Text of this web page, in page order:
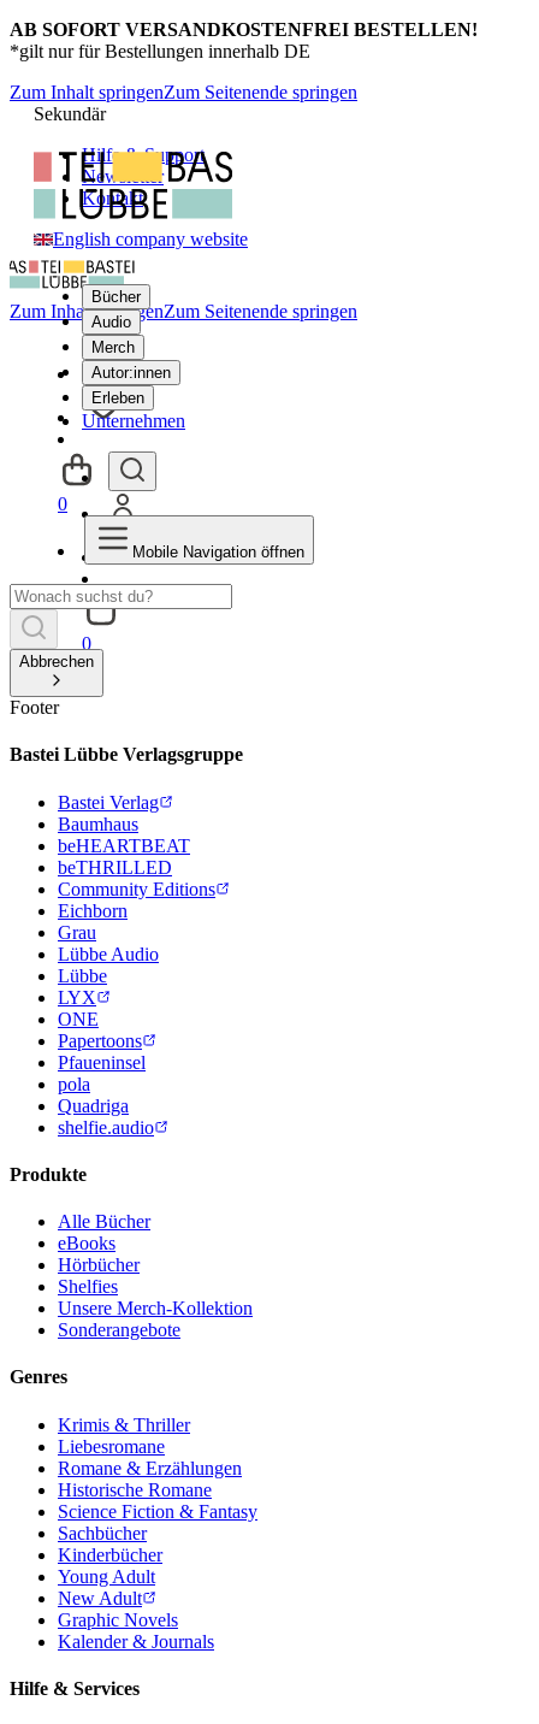
AB SOFORT VERSANDKOSTENFREI BESTELLEN!
*gilt nur für Bestellungen innerhalb DE
Zum Inhalt springenZum Seitenende springen
Sekundär
Hilfe & Support
Newsletter
Kontakt
English company website
Bücher
Audio
Merch
Autor:innen
Erleben
Unternehmen
0
Zum Inhalt springenZum Seitenende springen
0
Mobile Navigation öffnen
Abbrechen
Footer
Bastei Lübbe Verlagsgruppe
Bastei Verlag
Baumhaus
beHEARTBEAT
beTHRILLED
Community Editions
Eichborn
Grau
Lübbe Audio
Lübbe
LYX
ONE
Papertoons
Pfaueninsel
pola
Quadriga
shelfie.audio
Produkte
Alle Bücher
eBooks
Hörbücher
Shelfies
Unsere Merch-Kollektion
Sonderangebote
Genres
Krimis & Thriller
Liebesromane
Romane & Erzählungen
Historische Romane
Science Fiction & Fantasy
Sachbücher
Kinderbücher
Young Adult
New Adult
Graphic Novels
Kalender & Journals
Hilfe & Services